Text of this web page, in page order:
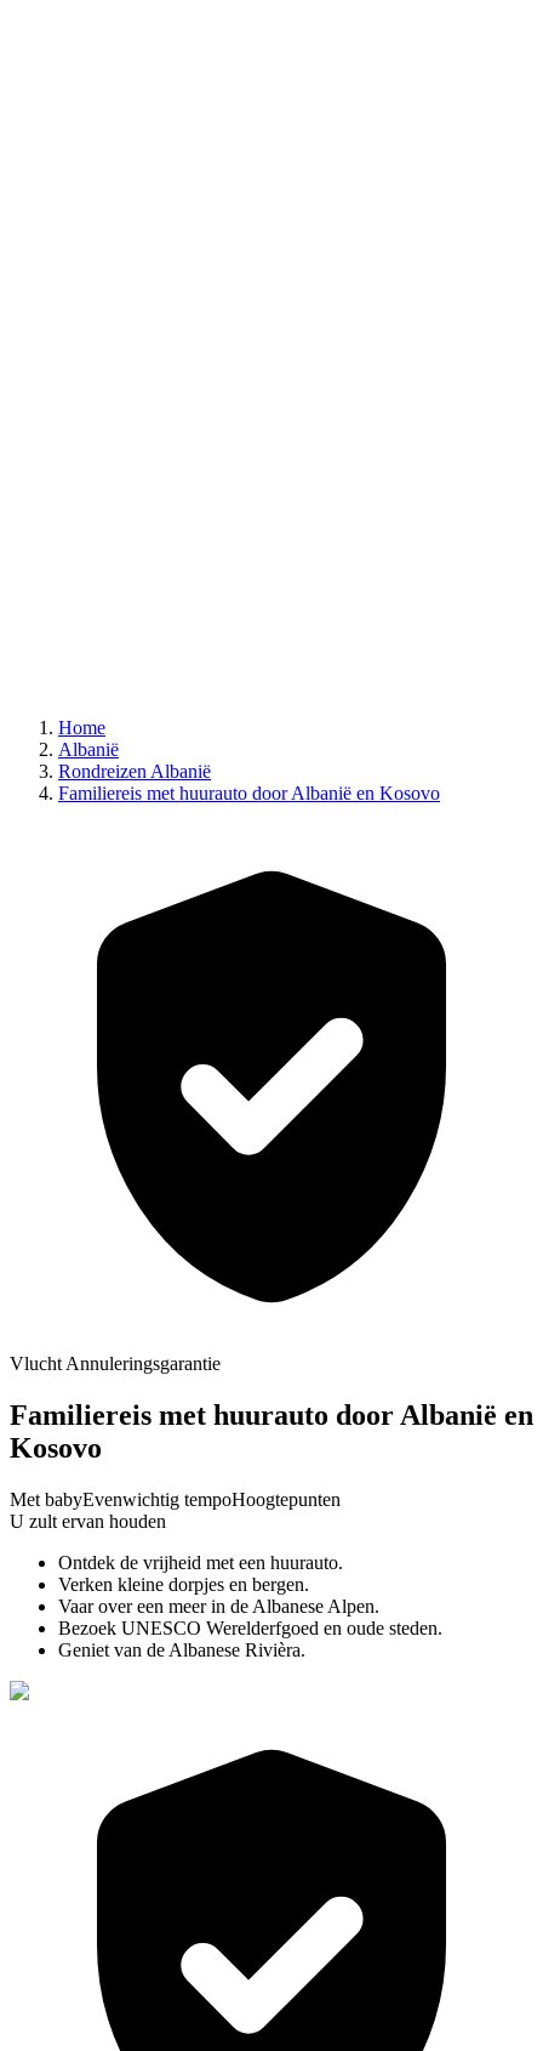
Home
Albanië
Rondreizen Albanië
Familiereis met huurauto door Albanië en Kosovo
Vlucht Annuleringsgarantie
Familiereis met huurauto door Albanië en
Kosovo
Met babyEvenwichtig tempoHoogtepunten
U zult ervan houden
Ontdek de vrijheid met een huurauto.
Verken kleine dorpjes en bergen.
Vaar over een meer in de Albanese Alpen.
Bezoek UNESCO Werelderfgoed en oude steden.
Geniet van de Albanese Rivièra.